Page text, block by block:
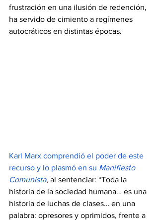
frustración en una ilusión de redención,
ha servido de cimiento a regímenes
autocráticos en distintas épocas.
Karl Marx comprendió el poder de este
recurso y lo plasmó en su Manifiesto
Comunista, al sentenciar: “Toda la
historia de la sociedad humana… es una
historia de luchas de clases… en una
palabra: opresores y oprimidos, frente a